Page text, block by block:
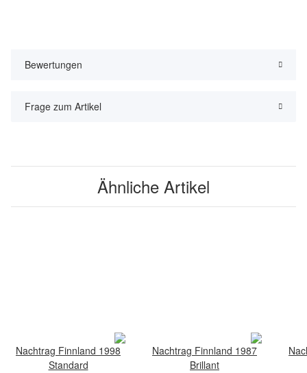
Bewertungen
Frage zum Artikel
Ähnliche Artikel
Nachtrag Finnland 1998
Standard
Nachtrag Finnland 1987
Brillant